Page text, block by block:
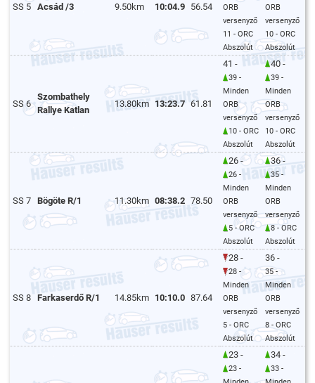
SS 5 Acsád /3 9.50km 10:04.9 56.54
ORB
versenyző
11 - ORC
Abszolút
ORB
versenyző
10 - ORC
Abszolút
SS 6
Szombathely
Rallye Katlan
13.80km 13:23.7 61.81
41 -
39 -
Minden
ORB
versenyző
10 - ORC
Abszolút
40 -
39 -
Minden
ORB
versenyző
10 - ORC
Abszolút
SS 7 Bögöte R/1 11.30km 08:38.2 78.50
26 -
26 -
Minden
ORB
versenyző
5 - ORC
Abszolút
36 -
35 -
Minden
ORB
versenyző
8 - ORC
Abszolút
SS 8 Farkaserdő R/1 14.85km 10:10.0 87.64
28 -
28 -
Minden
ORB
versenyző
5 - ORC
Abszolút
36 -
35 -
Minden
ORB
versenyző
8 - ORC
Abszolút
23 -
23 -
34 -
33 -